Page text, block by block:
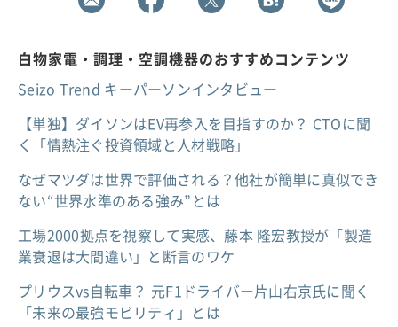
白物家電・調理・空調機器のおすすめコンテンツ
Seizo Trend キーパーソンインタビュー
【単独】ダイソンはEV再参入を目指すのか？ CTOに聞
く「情熱注ぐ投資領域と人材戦略」
なぜマツダは世界で評価される？他社が簡単に真似でき
ない“世界水準のある強み”とは
工場2000拠点を視察して実感、藤本 隆宏教授が「製造
業衰退は大間違い」と断言のワケ
プリウスvs自転車？ 元F1ドライバー片山右京氏に聞く
「未来の最強モビリティ」とは